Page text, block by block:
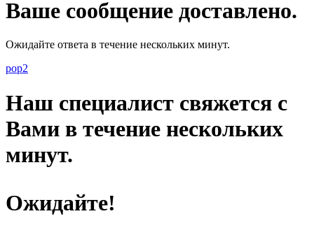
Ваше сообщение доставлено.
Ожидайте ответа в течение нескольких минут.
pop2
Наш специалист свяжется с
Вами в течение нескольких
минут.
Ожидайте!